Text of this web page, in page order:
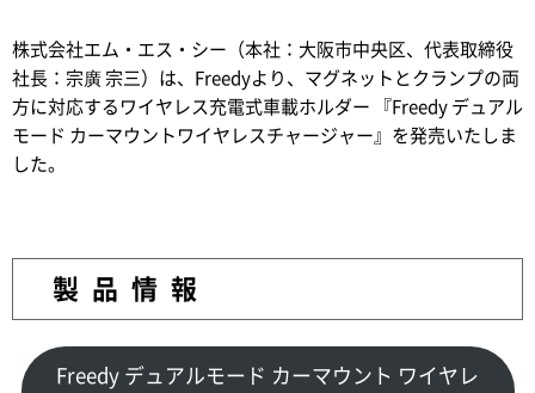
株式会社エム・エス・シー（本社：大阪市中央区、代表取締役
社長：宗廣 宗三）は、Freedyより、マグネットとクランプの両
方に対応するワイヤレス充電式車載ホルダー 『Freedy デュアル
モード カーマウントワイヤレスチャージャー』を発売いたしま
した。
製品情報
Freedy デュアルモード カーマウント ワイヤレ